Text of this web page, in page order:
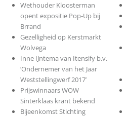
Wethouder Kloosterman
opent expositie Pop-Up bij
Brrand
Gezelligheid op Kerstmarkt
Wolvega
Inne IJntema van Itensify b.v.
‘Ondernemer van het Jaar
Weststellingwerf 2017’
Prijswinnaars WOW
Sinterklaas krant bekend
Bijeenkomst Stichting